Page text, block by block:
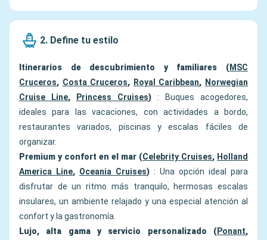
2. Define tu estilo
Itinerarios de descubrimiento y familiares (MSC
Cruceros, Costa Cruceros, Royal Caribbean, Norwegian
Cruise Line, Princess Cruises) : Buques acogedores,
ideales para las vacaciones, con actividades a bordo,
restaurantes variados, piscinas y escalas fáciles de
organizar.
Premium y confort en el mar (Celebrity Cruises, Holland
America Line, Oceania Cruises) : Una opción ideal para
disfrutar de un ritmo más tranquilo, hermosas escalas
insulares, un ambiente relajado y una especial atención al
confort y la gastronomía.
Lujo, alta gama y servicio personalizado (Ponant,